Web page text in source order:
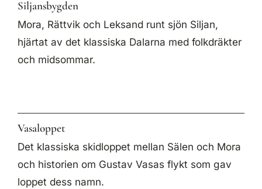
Siljansbygden
Mora, Rättvik och Leksand runt sjön Siljan,
hjärtat av det klassiska Dalarna med folkdräkter
och midsommar.
Vasaloppet
Det klassiska skidloppet mellan Sälen och Mora
och historien om Gustav Vasas flykt som gav
loppet dess namn.